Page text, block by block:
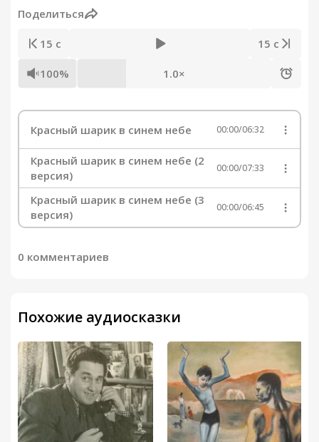
Поделиться
15 с 15 с
100% 1.0×
Красный шарик в синем небе 00:00/06:32
Красный шарик в синем небе (2
версия)
00:00/07:33
Красный шарик в синем небе (3
версия)
00:00/06:45
0 комментариев
Похожие аудиосказки